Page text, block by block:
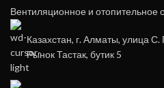
Вентиляционное и отопительное
Казахстан, г. Алматы, улица
Рынок Тастак, бутик 5